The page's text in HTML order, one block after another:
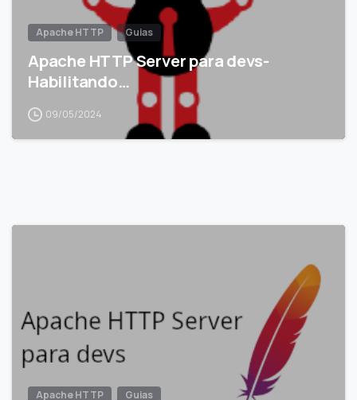
Apache HTTP Guias
Apache HTTP Server para devs-
Habilitando…
09/05/2024
Apache HTTP Guias